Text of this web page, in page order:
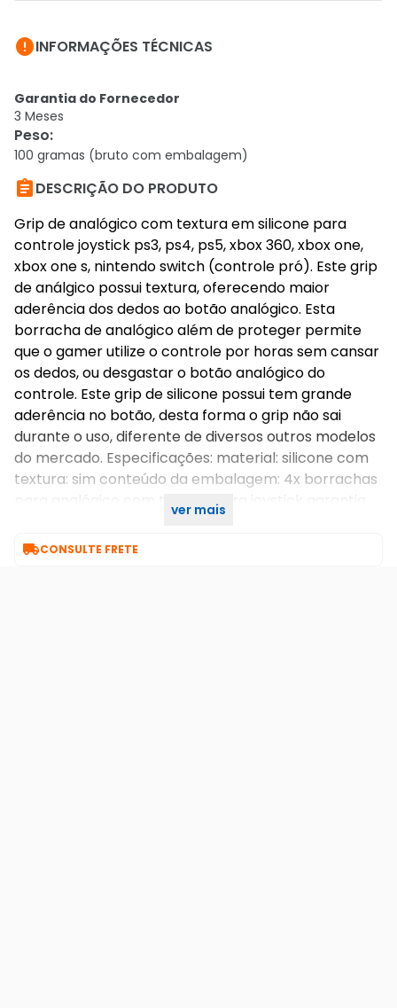
INFORMAÇÕES TÉCNICAS
Garantia do Fornecedor
3 Meses
Peso:
100 gramas (bruto com embalagem)
DESCRIÇÃO DO PRODUTO
Grip de analógico com textura em silicone para
controle joystick ps3, ps4, ps5, xbox 360, xbox one,
xbox one s, nintendo switch (controle pró). Este grip
de análgico possui textura, oferecendo maior
aderência dos dedos ao botão analógico. Esta
borracha de analógico além de proteger permite
que o gamer utilize o controle por horas sem cansar
os dedos, ou desgastar o botão analógico do
controle. Este grip de silicone possui tem grande
aderência no botão, desta forma o grip não sai
durante o uso, diferente de diversos outros modelos
do mercado. Especificações: material: silicone com
textura: sim conteúdo da embalagem: 4x borrachas
para analógico com textura para joystick garantia
ver mais
CONSULTE FRETE